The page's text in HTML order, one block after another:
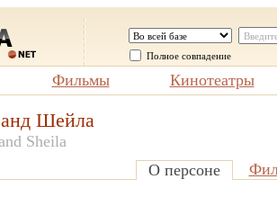
Полное совпадение
Фильмы Кинотеатры
Шейла
Sheila
О персоне